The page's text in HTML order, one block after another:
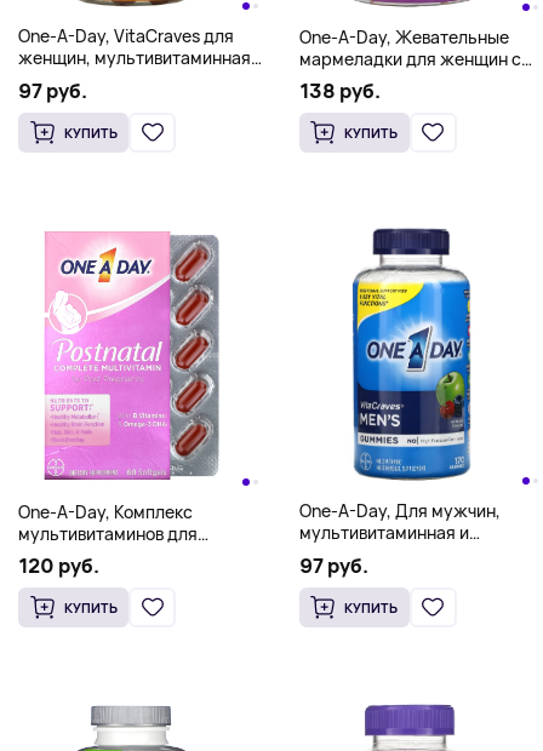
One-A-Day, VitaCraves для
женщин, мультивитаминная
и мультиминеральная
добавка, 170 жевательных
таблеток
97 руб.
КУПИТЬ
One-A-Day, Жевательные
мармеладки для женщин с
фолиевой кислотой и ДГК,
120 жевательных таблеток
138 руб.
КУПИТЬ
One-A-Day, Комплекс
мультивитаминов для
послеродового периода, 60
мягких таблеток
120 руб.
КУПИТЬ
One-A-Day, Для мужчин,
мультивитаминная и
мультиминеральная добавка
VitaCraves, с
искусственными
ароматизаторами, 170
97 руб.
КУПИТЬ